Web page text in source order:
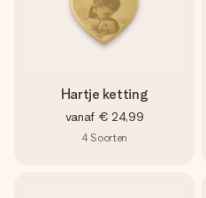
Hartje ketting
vanaf € 24,99
4 Soorten